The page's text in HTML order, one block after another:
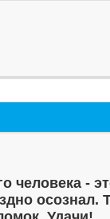
человека -
осознал.